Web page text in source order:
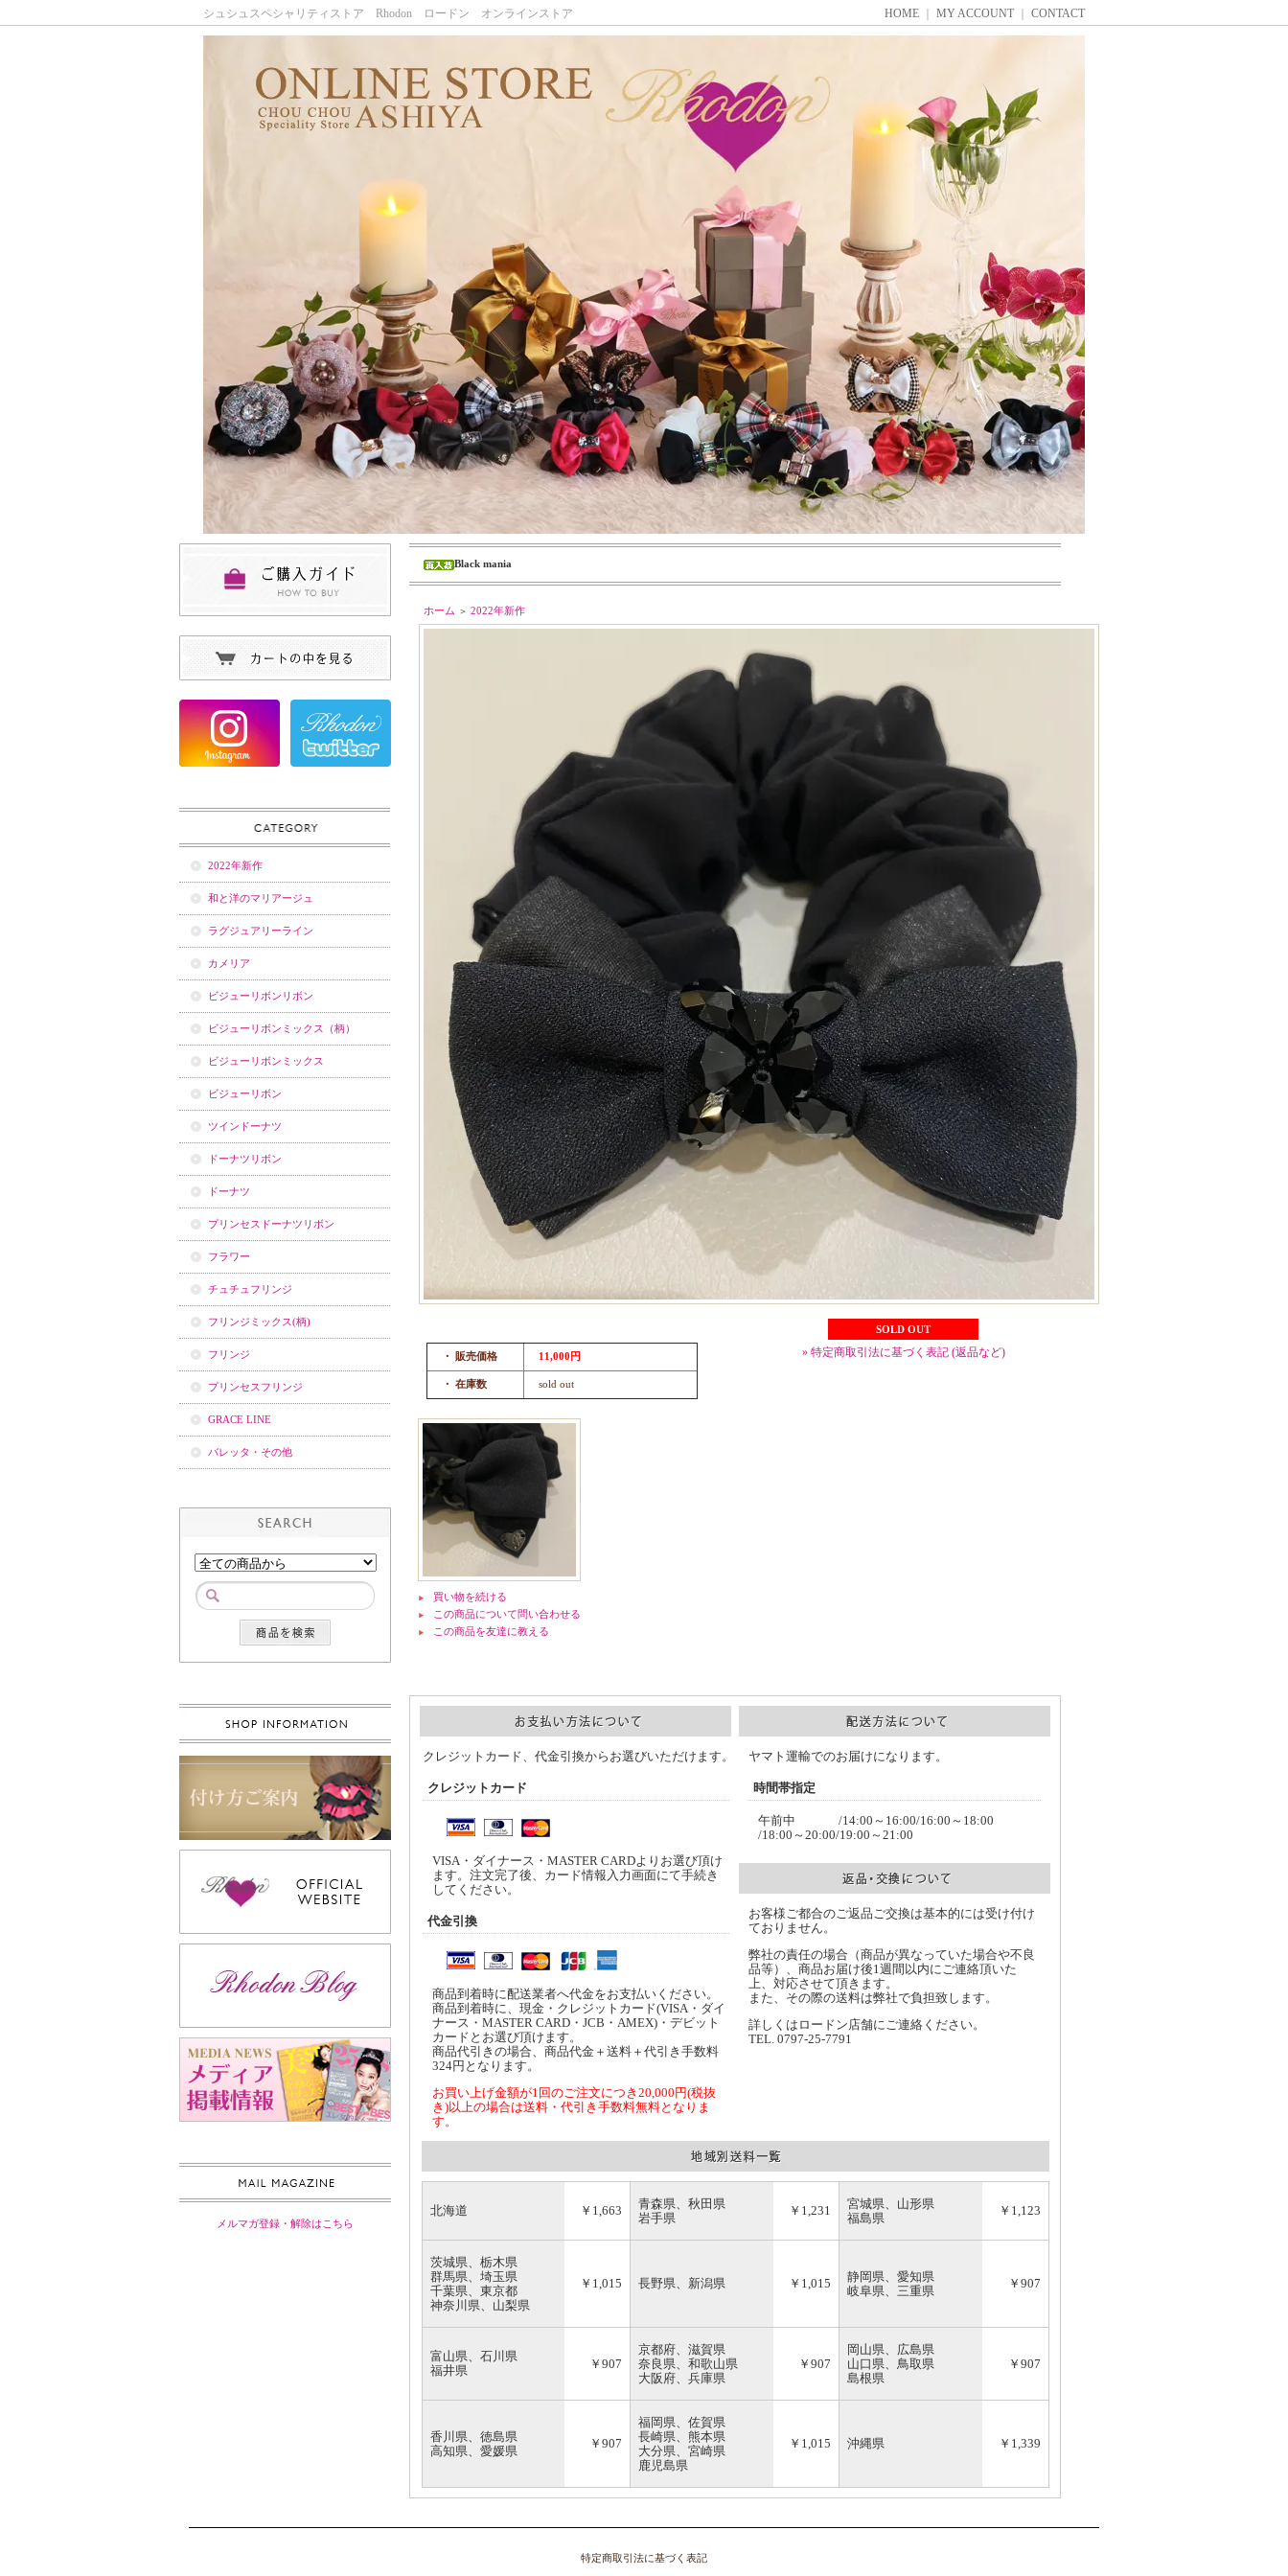
シュシュスペシャリティストア Rhodon ロードン オンラインストア HOME MY ACCOUNT CONTACT
2022年新作
和と洋のマリアージュ
ラグジュアリーライン
カメリア
ビジューリボンリボン
ビジューリボンミックス（柄）
ビジューリボンミックス
ビジューリボン
ツインドーナツ
ドーナツリボン
ドーナツ
プリンセスドーナツリボン
フラワー
チュチュフリンジ
フリンジミックス(柄)
フリンジ
プリンセスフリンジ
GRACE LINE
バレッタ・その他
メルマガ登録・解除はこちら
Black mania
ホーム ＞ 2022年新作
・ 販売価格 11,000円
・ 在庫数 sold out
SOLD OUT
» 特定商取引法に基づく表記 (返品など)
買い物を続ける
この商品について問い合わせる
この商品を友達に教える
クレジットカード、代金引換からお選びいただけます。
クレジットカード
VISA・ダイナース・MASTER CARDよりお選び頂け
ます。注文完了後、カード情報入力画面にて手続き
してください。
代金引換
商品到着時に配送業者へ代金をお支払いください。
商品到着時に、現金・クレジットカード(VISA・ダイ
ナース・MASTER CARD・JCB・AMEX)・デビット
カードとお選び頂けます。
商品代引きの場合、商品代金＋送料＋代引き手数料
324円となります。
お買い上げ金額が1回のご注文につき20,000円(税抜
き)以上の場合は送料・代引き手数料無料となりま
す。
ヤマト運輸でのお届けになります。
時間帯指定
午前中 /14:00～16:00/16:00～18:00
/18:00～20:00/19:00～21:00
お客様ご都合のご返品ご交換は基本的には受け付け
ておりません。
弊社の責任の場合（商品が異なっていた場合や不良
品等）、商品お届け後1週間以内にご連絡頂いた
上、対応させて頂きます。
また、その際の送料は弊社で負担致します。
詳しくはロードン店舗にご連絡ください。
TEL. 0797-25-7791
北海道 ￥1,663
青森県、秋田県
岩手県
￥1,231
宮城県、山形県
福島県
￥1,123
茨城県、栃木県
群馬県、埼玉県
千葉県、東京都
神奈川県、山梨県
￥1,015 長野県、新潟県 ￥1,015
静岡県、愛知県
岐阜県、三重県
￥907
富山県、石川県
福井県
￥907
京都府、滋賀県
奈良県、和歌山県
大阪府、兵庫県
￥907
岡山県、広島県
山口県、鳥取県
島根県
￥907
香川県、徳島県
高知県、愛媛県
￥907
福岡県、佐賀県
長崎県、熊本県
大分県、宮崎県
鹿児島県
￥1,015 沖縄県 ￥1,339
特定商取引法に基づく表記